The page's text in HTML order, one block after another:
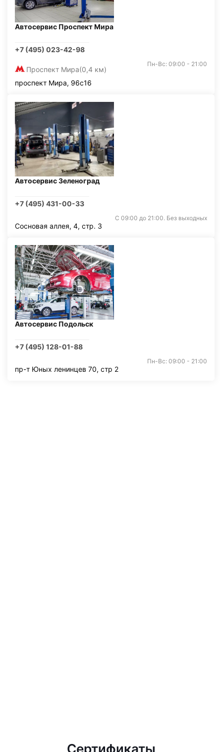
Автосервис Проспект Мира
+7 (495) 023-42-98
Проспект Мира(0,4 км)
Пн-Вс: 09:00 - 21:00
проспект Мира, 96с16
Автосервис Зеленоград
+7 (495) 431-00-33
С 09:00 до 21:00. Без выходных
Сосновая аллея, 4, стр. 3
Автосервис Подольск
+7 (495) 128-01-88
Пн-Вс: 09:00 - 21:00
пр-т Юных ленинцев 70, стр 2
Сертификаты